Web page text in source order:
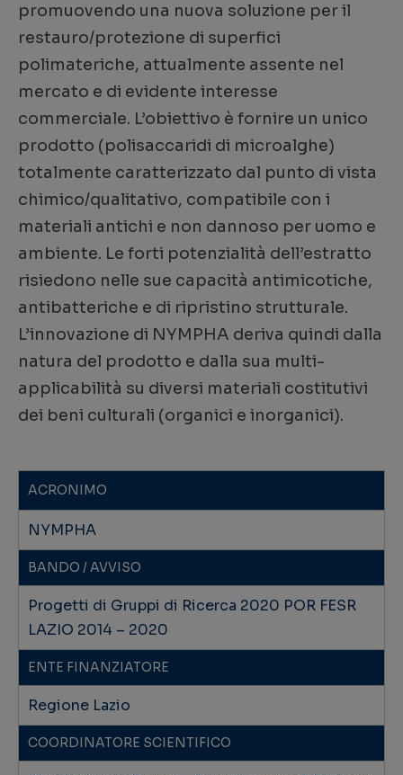
promuovendo una nuova soluzione per il
restauro/protezione di superfici
polimateriche, attualmente assente nel
mercato e di evidente interesse
commerciale. L’obiettivo è fornire un unico
prodotto (polisaccaridi di microalghe)
totalmente caratterizzato dal punto di vista
chimico/qualitativo, compatibile con i
materiali antichi e non dannoso per uomo e
ambiente. Le forti potenzialità dell’estratto
risiedono nelle sue capacità antimicotiche,
antibatteriche e di ripristino strutturale.
L’innovazione di NYMPHA deriva quindi dalla
natura del prodotto e dalla sua multi-
applicabilità su diversi materiali costitutivi
dei beni culturali (organici e inorganici).
ACRONIMO
NYMPHA
BANDO / AVVISO
Progetti di Gruppi di Ricerca 2020 POR FESR
LAZIO 2014 – 2020
ENTE FINANZIATORE
Regione Lazio
COORDINATORE SCIENTIFICO